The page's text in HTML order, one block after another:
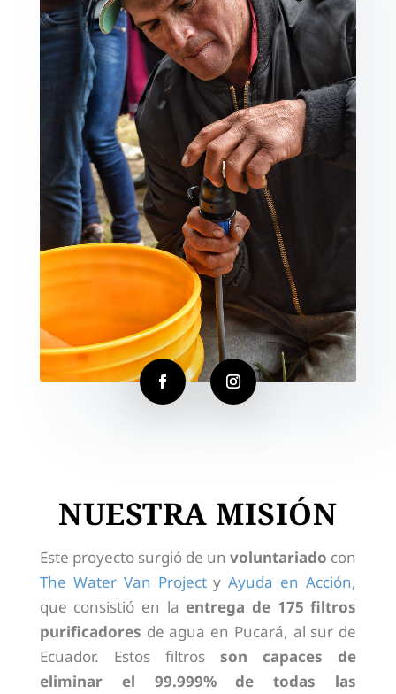
NUESTRA MISIÓN
Este proyecto surgió de unvoluntariado con
The Water Van ProjectyAyuda en Acción,
que consistió en la entrega de 175 filtros
purificadores de agua en Pucará, al sur de
Ecuador. Estos filtrosson capaces de
eliminar el 99.999% de todas las